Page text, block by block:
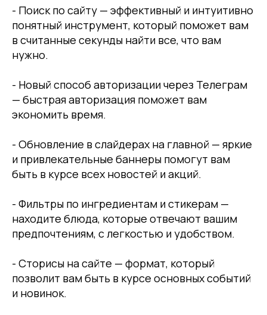
- Поиск по сайту — эффективный и интуитивно
понятный инструмент, который поможет вам
в считанные секунды найти все, что вам
нужно.
- Новый способ авторизации через Телеграм
— быстрая авторизация поможет вам
экономить время.
- Обновление в слайдерах на главной — яркие
и привлекательные баннеры помогут вам
быть в курсе всех новостей и акций.
- Фильтры по ингредиентам и стикерам —
находите блюда, которые отвечают вашим
предпочтениям, с легкостью и удобством.
- Сторисы на сайте — формат, который
позволит вам быть в курсе основных событий
и новинок.